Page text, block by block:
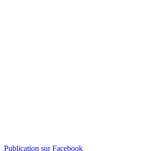
Publication sur Facebook